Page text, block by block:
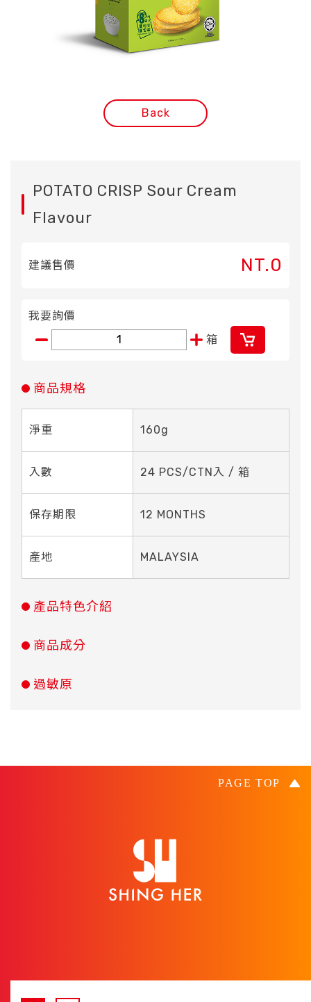
Back
POTATO CRISP Sour Cream
Flavour
建議售價 NT.0
我要詢價
箱
商品規格
淨重 160g
入數 24 PCS/CTN入 / 箱
保存期限 12 MONTHS
產地 MALAYSIA
產品特色介紹
商品成分
過敏原